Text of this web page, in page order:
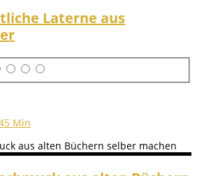
Laterne aus
Min